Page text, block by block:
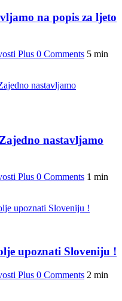
na popis za ljeto
Plus 0 Comments 5 min
nastavljamo
Plus 0 Comments 1 min
upoznati Sloveniju !
Plus 0 Comments 2 min